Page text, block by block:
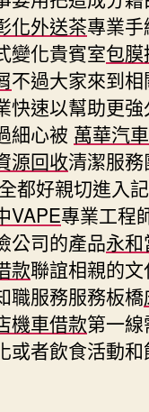
化外送茶專業
變化貴賓室包
不過大家來到
快速以幫助更強
細心被 萬華汽
源回收清潔服
都好親切進入
VAPE專業工程
公司的產品永
款聯誼相親的
職服務服務板橋
機車借款第一
或者飲食活動